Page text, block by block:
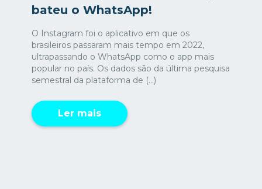
bateu o WhatsApp!
O Instagram foi o aplicativo em que os
brasileiros passaram mais tempo em 2022,
ultrapassando o WhatsApp como o app mais
popular no país. Os dados são da última pesquisa
semestral da plataforma de (...)
Ler mais